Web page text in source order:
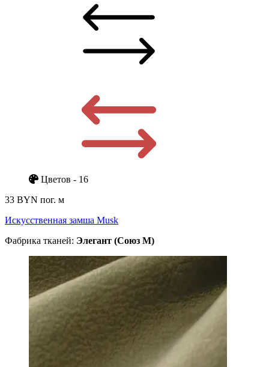
Цветов - 16
33 BYN пог. м
Искусственная замша Musk
Фабрика тканей: Элегант (Союз М)